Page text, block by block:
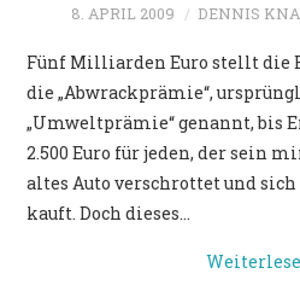
8. APRIL 2009 DENNIS
Fünf Milliarden Euro stellt die
die „Abwrackprämie“,
„Umweltprämie“ genannt, bis
2.500 Euro für jeden, der sein
altes Auto verschrottet und
kauft. Doch dieses…